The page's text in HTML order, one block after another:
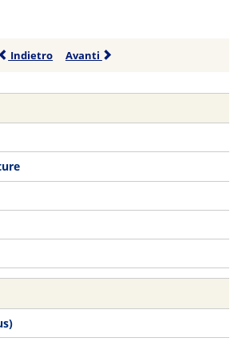
Indietro Avanti